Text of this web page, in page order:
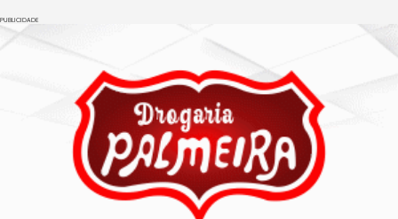
PUBLICIDADE